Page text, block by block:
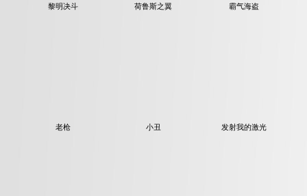
黎明决斗 荷鲁斯之翼 霸气海盗
老枪 小丑 发射我的激光